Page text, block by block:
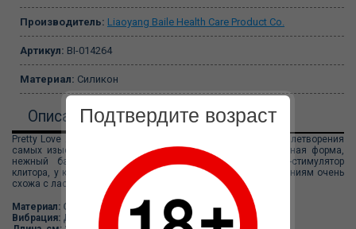
Производитель: Liaoyang Baile Health Care Product Co.
Артикул: BI-014264
Материал: Силикон
Описание
Pretty Love Andre Прекрасная игрушка, созданная для удовлетворения
самых изысканных желаний. Небольшой размер, интересная форма,
нежный бархатистый материал. Изюминка вибратора -стимулятор
клитора, у которого есть функция "переминание" по ощущениям очень
схожа с ласковыми движениями настойчивых пальчиков.
Материал: Силикон
Вибрация: Да
Подтвердите возраст